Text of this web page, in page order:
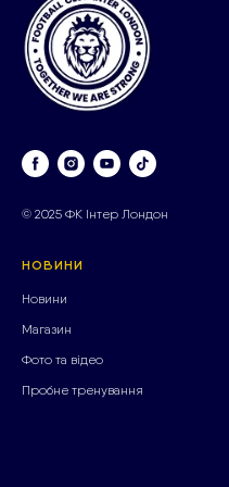
© 2025 ФК Інтер Лондон
НОВИНИ
Новини
Магазин
Фото та відео
Пробне тренування